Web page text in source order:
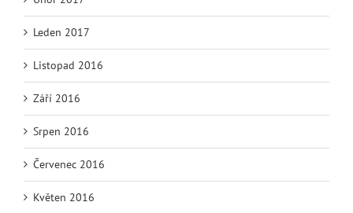
Leden 2017
Listopad 2016
Září 2016
Srpen 2016
Červenec 2016
Květen 2016